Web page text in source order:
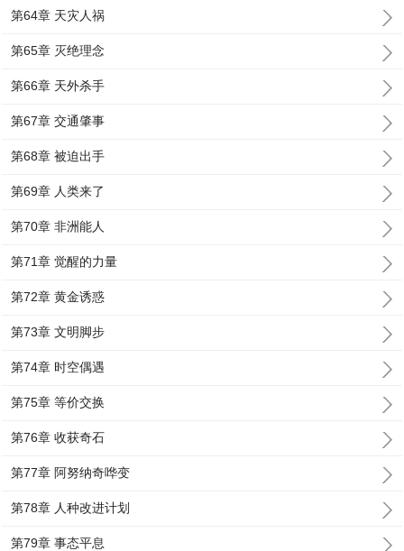
第64章 天灾人祸
第65章 灭绝理念
第66章 天外杀手
第67章 交通肇事
第68章 被迫出手
第69章 人类来了
第70章 非洲能人
第71章 觉醒的力量
第72章 黄金诱惑
第73章 文明脚步
第74章 时空偶遇
第75章 等价交换
第76章 收获奇石
第77章 阿努纳奇哗变
第78章 人种改进计划
第79章 事态平息